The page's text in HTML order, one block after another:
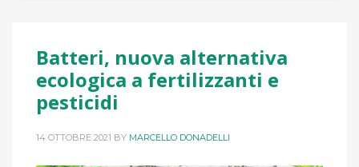
Batteri, nuova alternativa
ecologica a fertilizzanti e
pesticidi
14 OTTOBRE 2021 BY MARCELLO DONADELLI